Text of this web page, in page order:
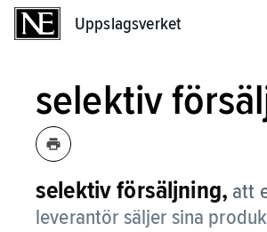
Uppslagsverket
selektiv
selektiv försäljning, att
leverantör säljer sina